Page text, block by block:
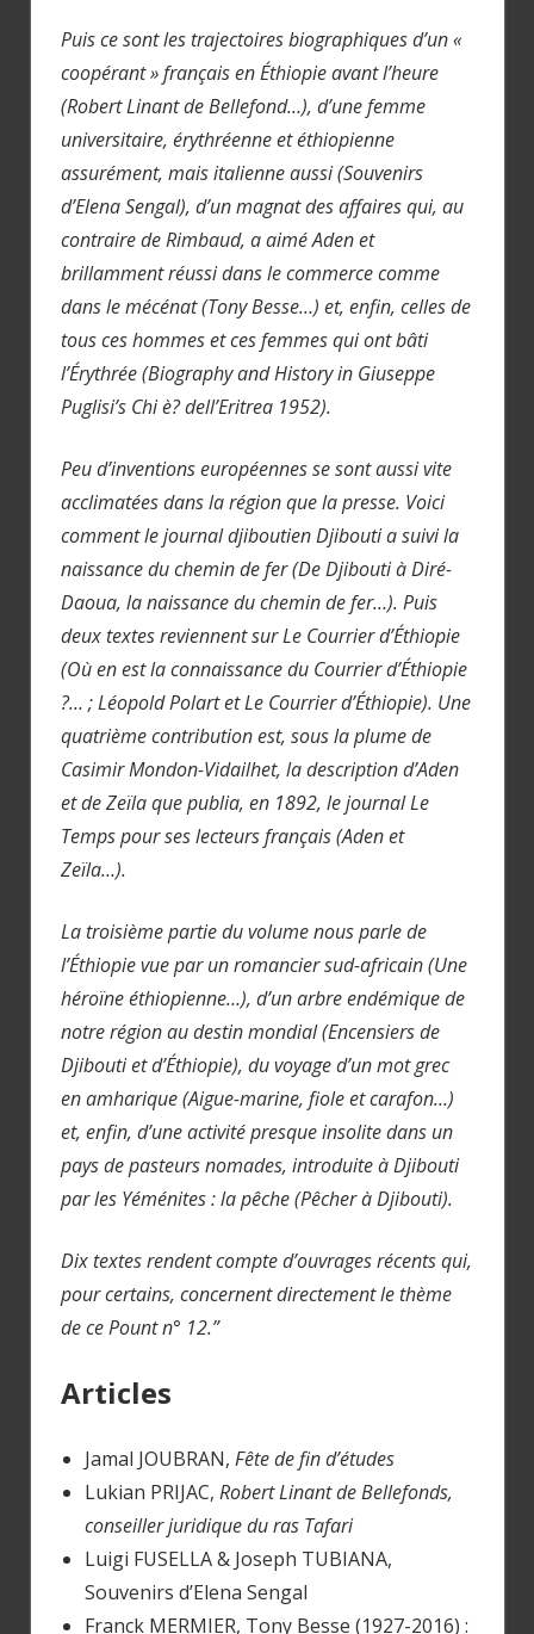
Puis ce sont les trajectoires biographiques d’un «
coopérant » français en Éthiopie avant l’heure
(Robert Linant de Bellefond…), d’une femme
universitaire, érythréenne et éthiopienne
assurément, mais italienne aussi (Souvenirs
d’Elena Sengal), d’un magnat des affaires qui, au
contraire de Rimbaud, a aimé Aden et
brillamment réussi dans le commerce comme
dans le mécénat (Tony Besse…) et, enfin, celles de
tous ces hommes et ces femmes qui ont bâti
l’Érythrée (Biography and History in Giuseppe
Puglisi’s Chi è? dell’Eritrea 1952).
Peu d’inventions européennes se sont aussi vite
acclimatées dans la région que la presse. Voici
comment le journal djiboutien Djibouti a suivi la
naissance du chemin de fer (De Djibouti à Diré-
Daoua, la naissance du chemin de fer…). Puis
deux textes reviennent sur Le Courrier d’Éthiopie
(Où en est la connaissance du Courrier d’Éthiopie
?… ; Léopold Polart et Le Courrier d’Éthiopie). Une
quatrième contribution est, sous la plume de
Casimir Mondon-Vidailhet, la description d’Aden
et de Zeïla que publia, en 1892, le journal Le
Temps pour ses lecteurs français (Aden et
Zeïla…).
La troisième partie du volume nous parle de
l’Éthiopie vue par un romancier sud-africain (Une
héroïne éthiopienne…), d’un arbre endémique de
notre région au destin mondial (Encensiers de
Djibouti et d’Éthiopie), du voyage d’un mot grec
en amharique (Aigue-marine, fiole et carafon…)
et, enfin, d’une activité presque insolite dans un
pays de pasteurs nomades, introduite à Djibouti
par les Yéménites : la pêche (Pêcher à Djibouti).
Dix textes rendent compte d’ouvrages récents qui,
pour certains, concernent directement le thème
de ce Pount n° 12.”
Articles
Jamal JOUBRAN, Fête de fin d’études
Lukian PRIJAC, Robert Linant de Bellefonds,
conseiller juridique du ras Tafari
Luigi FUSELLA & Joseph TUBIANA,
Souvenirs d’Elena Sengal
Franck MERMIER, Tony Besse (1927-2016) :